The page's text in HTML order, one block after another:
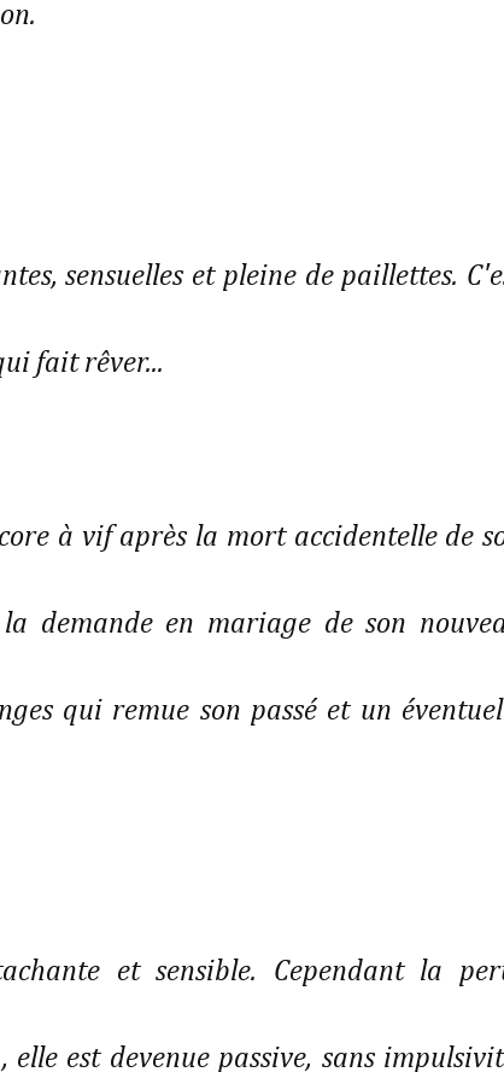
sensuelles et pleine de paillettes.
fait rêver...
à vif après la mort accidentelle de
demande en mariage de son
qui remue son passé et un
et sensible. Cependant la
est devenue passive, sans